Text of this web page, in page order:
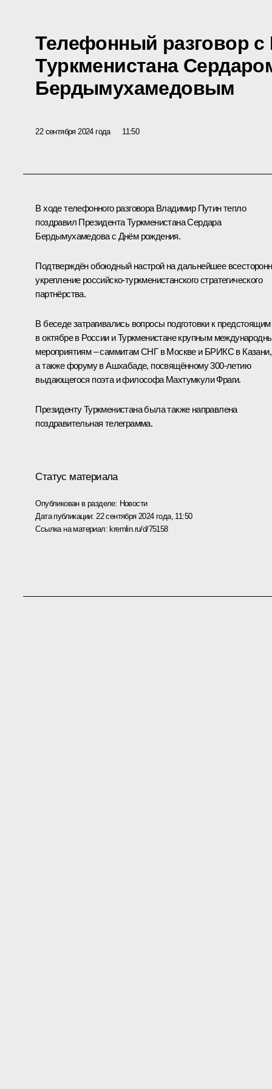
Телефонный разговор с
Туркменистана
Бердымухамедовым
22 сентября 2024 года 11:50
В ходе телефонного разговора Владимир Путин тепло
поздравил Президента Туркменистана Сердара
Бердымухамедова с Днём рождения.
Подтверждён обоюдный настрой на дальнейшее
укрепление российско-туркменистанского стратегического
партнёрства.
В беседе затрагивались вопросы подготовки к предстоящим
в октябре в России и Туркменистане крупным
мероприятиям – саммитамСНГв Москве и БРИКС в Казани,
а также форуму в Ашхабаде, посвящённому 300-летию
выдающегося поэта и философа Махтумкули Фраги.
Президенту Туркменистана была также направлена
поздравительная телеграмма.
Статус материала
Опубликован в разделе: Новости
Дата публикации: 22 сентября 2024 года, 11:50
Ссылка на материал:kremlin.ru/d/75158